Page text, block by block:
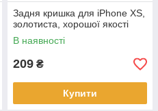
Задня кришка для iPhone XS,
золотиста, хорошої якості
В наявності
209 ₴
Купити